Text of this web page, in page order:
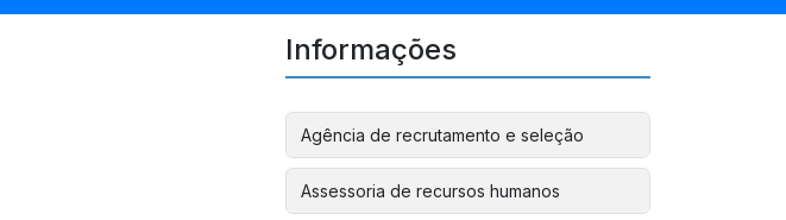
Informações
Agência de recrutamento e seleção
Assessoria de recursos humanos